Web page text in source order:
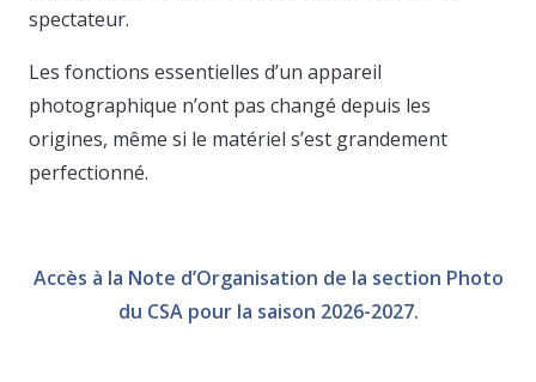
spectateur.
Les fonctions essentielles d’un appareil
photographique n’ont pas changé depuis les
origines, même si le matériel s’est grandement
perfectionné.
Accès à la Note d’Organisation de la section Photo
du CSA pour la saison 2026-2027.